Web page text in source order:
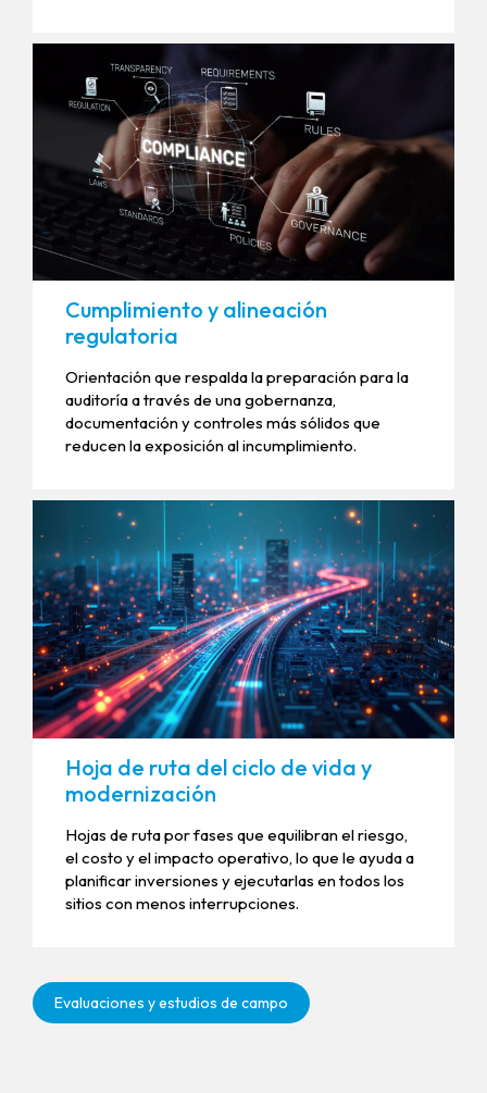
Cumplimiento y alineación
regulatoria
Orientación que respalda la preparación para la
auditoría a través de una gobernanza,
documentación y controles más sólidos que
reducen la exposición al incumplimiento.
Hoja de ruta del ciclo de vida y
modernización
Hojas de ruta por fases que equilibran el riesgo,
el costo y el impacto operativo, lo que le ayuda a
planificar inversiones y ejecutarlas en todos los
sitios con menos interrupciones.
Evaluaciones y estudios de campo